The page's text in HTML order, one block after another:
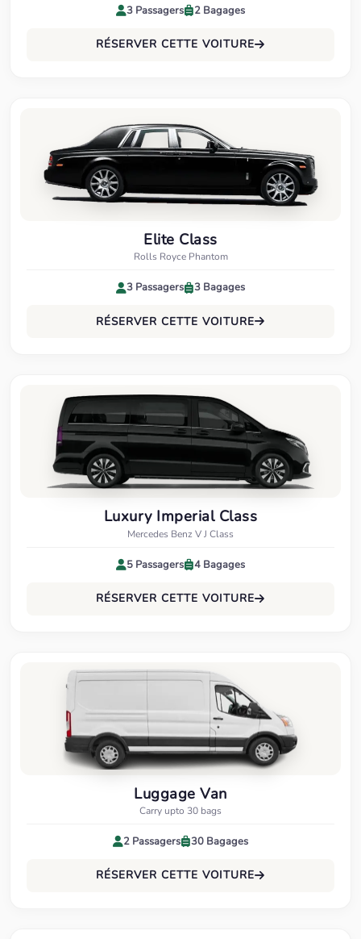
3 Passagers 2 Bagages
RÉSERVER CETTE VOITURE
Elite Class
Rolls Royce Phantom
3 Passagers 3 Bagages
RÉSERVER CETTE VOITURE
Luxury Imperial Class
Mercedes Benz V J Class
5 Passagers 4 Bagages
RÉSERVER CETTE VOITURE
Luggage Van
Carry upto 30 bags
2 Passagers 30 Bagages
RÉSERVER CETTE VOITURE